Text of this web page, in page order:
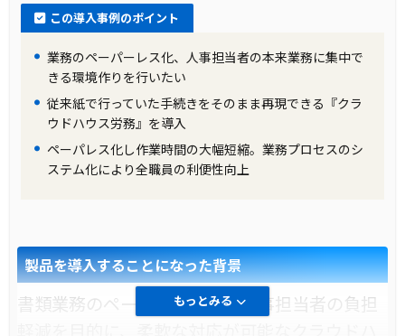
この導入事例のポイント
業務のペーパーレス化、人事担当者の本来業務に集中で
きる環境作りを行いたい
従来紙で行っていた手続きをそのまま再現できる『クラ
ウドハウス労務』を導入
ペーパレス化し作業時間の大幅短縮。業務プロセスのシ
ステム化により全職員の利便性向上
もっとみる
製品を導入することになった背景
書類業務のペーパーレス化と人事担当者の負担